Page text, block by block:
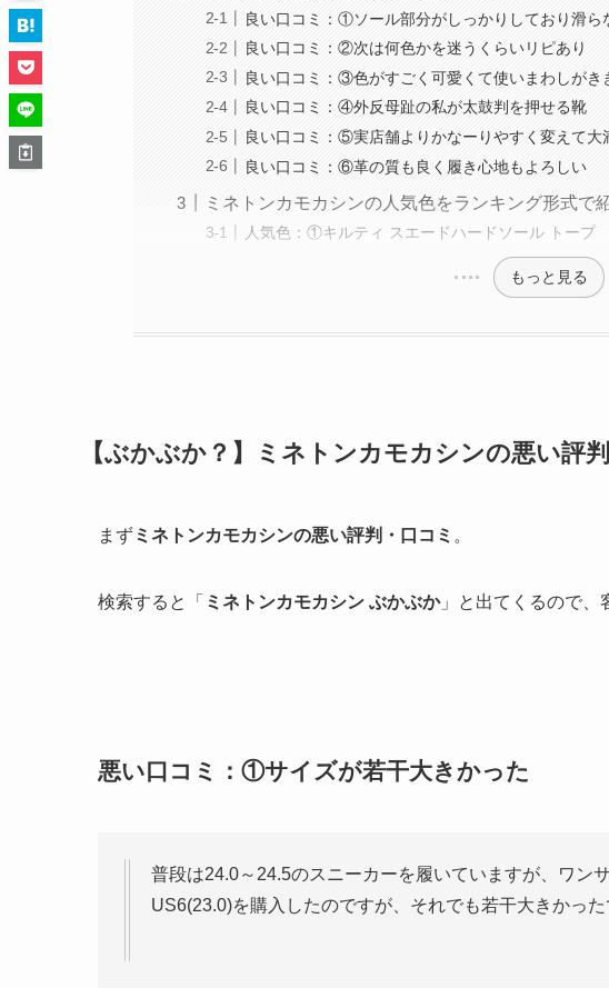
良い口コミ：①ソール部分がしっかりしており滑ら
良い口コミ：②次は何色かを迷うくらいリピあり
良い口コミ：③色がすごく可愛くて使いまわしがき
良い口コミ：④外反母趾の私が太鼓判を押せる靴
良い口コミ：⑤実店舗よりかなーりやすく変えて大
良い口コミ：⑥革の質も良く履き心地もよろしい
ミネトンカモカシンの人気色をランキング形式で
人気色：①キルティ スエードハードソール トープ
もっと見る
【ぶかぶか？】ミネトンカモカシンの悪い評
まずミネトンカモカシンの悪い評判・口コミ 。
検索すると「 ミネトンカモカシン ぶかぶか」と出てくるので、
悪い口コミ：①サイズが若干大きかった
普段は24.0～24.5のスニーカーを履いていますが、ワン
US6(23.0)を購入したのですが、それでも若干大きかった